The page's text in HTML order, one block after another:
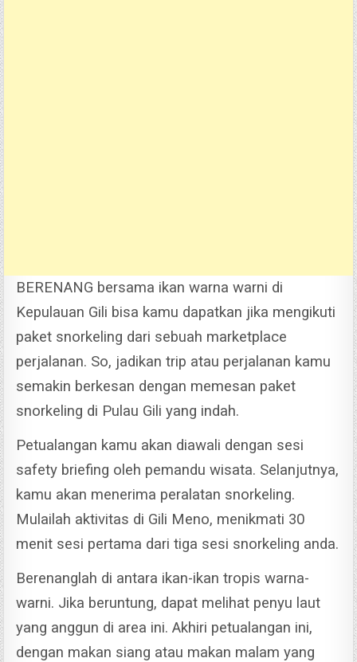
BERENANG bersama ikan warna warni di
Kepulauan Gili bisa kamu dapatkan jika mengikuti
paket snorkeling dari sebuah marketplace
perjalanan. So, jadikan trip atau perjalanan kamu
semakin berkesan dengan memesan paket
snorkeling di Pulau Gili yang indah.
Petualangan kamu akan diawali dengan sesi
safety briefing oleh pemandu wisata. Selanjutnya,
kamu akan menerima peralatan snorkeling.
Mulailah aktivitas di Gili Meno, menikmati 30
menit sesi pertama dari tiga sesi snorkeling anda.
Berenanglah di antara ikan-ikan tropis warna-
warni. Jika beruntung, dapat melihat penyu laut
yang anggun di area ini.Akhiri petualangan ini,
dengan makan siang atau makan malam yang